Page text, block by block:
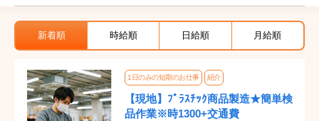
新着順 時給順 日給順 月給順
1日のみの短期のお仕事 紹介
【現地】ﾌﾟﾗｽﾁｯｸ商品製造★簡単検
品作業※時1300+交通費